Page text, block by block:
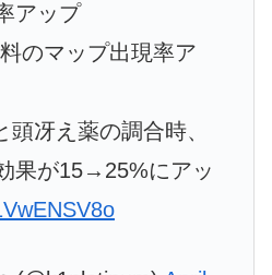
アップ
のマップ出現率ア
冴え薬の調合時、
果が15→25%にアッ